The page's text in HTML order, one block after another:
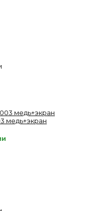
медь+экран